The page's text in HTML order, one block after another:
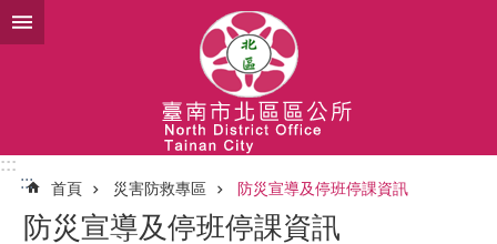
跳到主要內容區塊
:::
:::
首頁 災害防救專區 防災宣導及停班停課資訊
防災宣導及停班停課資訊